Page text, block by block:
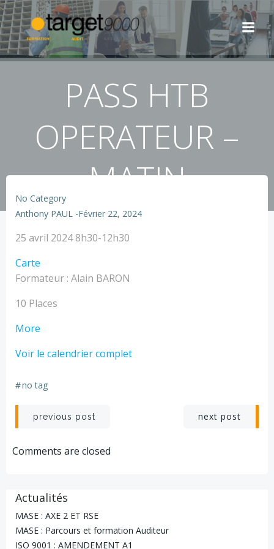
Aller
au
contenu
PASS HTB
OPERATEUR –
MATIN
No Category
Anthony PAUL -Février 22, 2024
PASS
OPERATEUR
-
MATIN
25 avril 2024 8h30-12h30
Carte
-
Formateur : Alain BARON
10 Places
More
HTB
-
Voir le calendrier complet
#no tag
Navigation
de
previous post
Navigation
next post
Comments are closed
Actualités
MASE : AXE 2 ET RSE
MASE : Parcours et formation Auditeur
ISO 9001 : AMENDEMENT A1